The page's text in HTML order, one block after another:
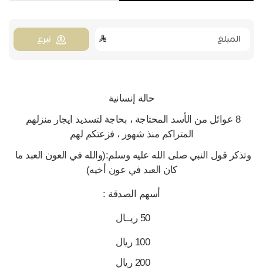
تبرع
حالة إنسانية
المتراكم منذ شهور ، فزعتكم لهم
كان العبد في عون أخيه)
أسهم الصدقة :
50 ريــال
100 ريال
200 ريال